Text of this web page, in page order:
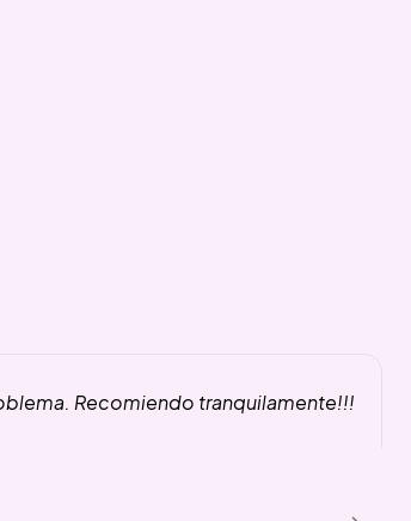
Recomiendo tranquilamente!!!